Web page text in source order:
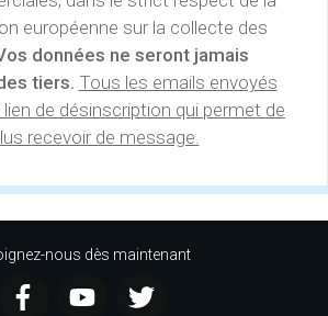
européenne sur la collecte des
données ne seront jamais
tiers. Tous les emails envoyés
de désinscription qui permet de
recevoir de message.
nous dès maintenant